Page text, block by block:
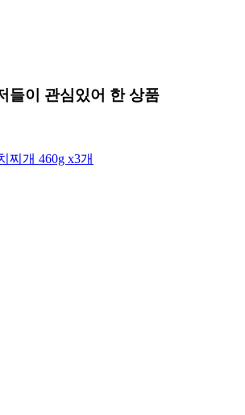
들이 관심있어 한 상품
찌개 460g x3개